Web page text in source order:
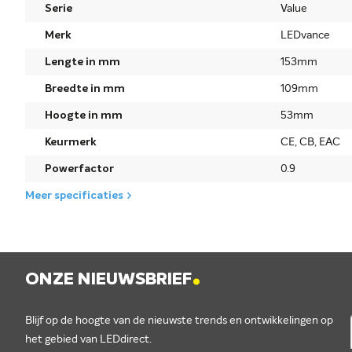
Serie Value
Merk LEDvance
Lengte in mm 153mm
Breedte in mm 109mm
Hoogte in mm 53mm
Keurmerk CE, CB, EAC
Powerfactor 0.9
Meer specificaties
ONZE NIEUWSBRIEF.
Blijf op de hoogte van de nieuwste trends en ontwikkelingen op
het gebied van LEDdirect.